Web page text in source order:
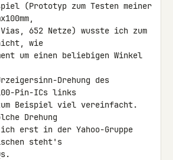
(Prototyp zum Testen meiner
652 Netze) wusste ich zum
wie
um einen beliebigen Winkel
Drehung des
Pin-ICs links
Beispiel viel vereinfacht.
Drehung
erst in der Yahoo-Gruppe
steht's